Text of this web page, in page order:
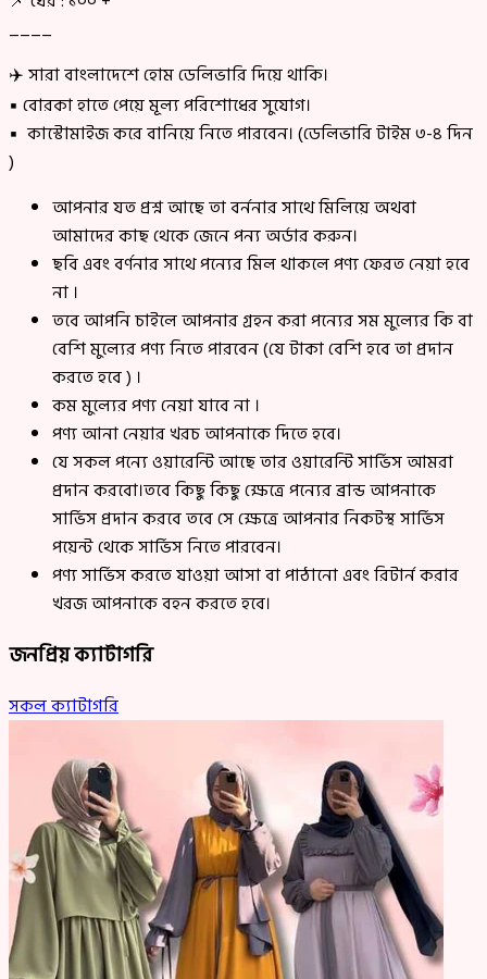
____
✈️ সারা বাংলাদেশে হোম ডেলিভারি দিয়ে থাকি।
▪ বোরকা হাতে পেয়ে মূল্য পরিশোধের সুযোগ।
▪ কাস্টোমাইজ করে বানিয়ে নিতে পারবেন। (ডেলিভারি টাইম ৩-৪ দিন
)
আপনার যত প্রশ্ন আছে তা বর্ননার সাথে মিলিয়ে অথবা
আমাদের কাছ থেকে জেনে পন্য অর্ডার করুন।
ছবি এবং বর্ণনার সাথে পন্যের মিল থাকলে পণ্য ফেরত নেয়া হবে
না ।
তবে আপনি চাইলে আপনার গ্রহন করা পন্যের সম মুল্যের কি বা
বেশি মুল্যের পণ্য নিতে পারবেন (যে টাকা বেশি হবে তা প্রদান
করতে হবে ) ।
কম মুল্যের পণ্য নেয়া যাবে না ।
পণ্য আনা নেয়ার খরচ আপনাকে দিতে হবে।
যে সকল পন্যে ওয়ারেন্টি আছে তার ওয়ারেন্টি সার্ভিস আমরা
প্রদান করবো।তবে কিছু কিছু ক্ষেত্রে পন্যের ব্রান্ড আপনাকে
সার্ভিস প্রদান করবে তবে সে ক্ষেত্রে আপনার নিকটস্থ সার্ভিস
পয়েন্ট থেকে সার্ভিস নিতে পারবেন।
পণ্য সার্ভিস করতে যাওয়া আসা বা পাঠানো এবং রিটার্ন করার
খরজ আপনাকে বহন করতে হবে।
জনপ্রিয় ক্যাটাগরি
সকল ক্যাটাগরি